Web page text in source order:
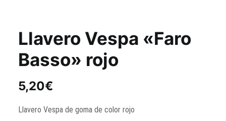
Llavero Vespa «Faro
Basso» rojo
5,20€
Llavero Vespa de goma de color rojo